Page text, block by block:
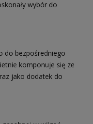
wybór do
do bezpośredniego
komponuje się ze
jako dodatek do